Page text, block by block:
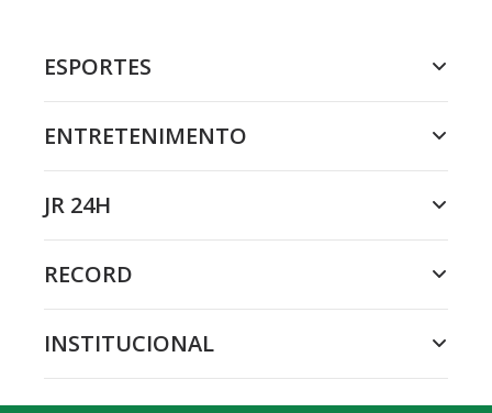
ESPORTES
ENTRETENIMENTO
JR 24H
RECORD
INSTITUCIONAL